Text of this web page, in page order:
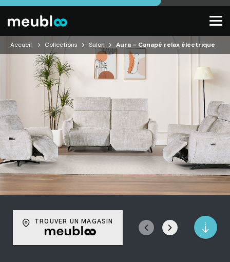
Accueil Collections Salon Aura – Canapé relax électrique
TROUVER UN MAGASIN